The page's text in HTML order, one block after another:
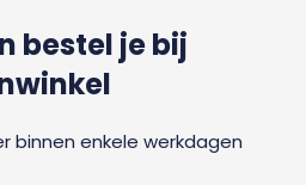
bestel je bij
binnen enkele werkdagen